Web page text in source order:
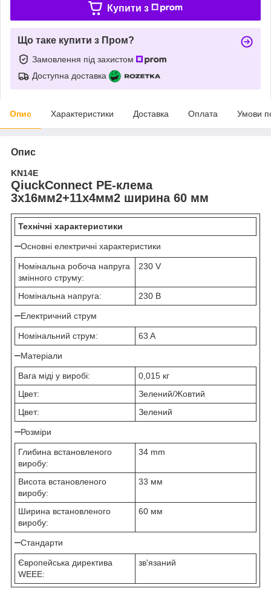
Купити з
Що таке купити з Пром?
Замовлення під захистом
Доступна доставка
Опис Характеристики Доставка Оплата Умови
Опис
KN14E
QiuckConnect PE-клема
3x16мм2+11x4мм2 ширина 60 мм
Технічні характеристики
Основні електричні характеристики
Номінальна робоча напруга
змінного струму:
230 V
Номінальна напруга: 230 В
Електричний струм
Номінальний струм: 63 A
Матеріали
Вага міді у виробі:
0,015 кг
Цвет:
Зелений/Жовтий
Цвет:
Зелений
Розміри
Глибина встановленого
виробу:
34 mm
Висота встановленого
виробу:
33 мм
Ширина встановленого
виробу:
60 мм
Стандарти
Європейська директива
WEEE:
зв'язаний